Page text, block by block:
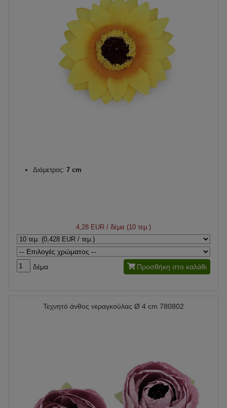
Διάμετρος: 7 cm
4,28 EUR / δέμα (10 τεμ.)
δέμα Προσθήκη στο καλάθι
Τεχνητό άνθος νεραγκούλας Ø 4 cm 780802